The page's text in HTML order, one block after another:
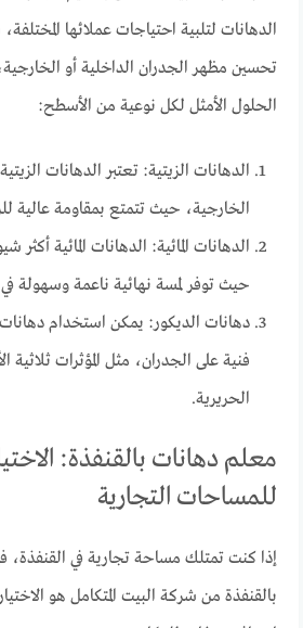
الدهانات لتلبية احتياجات عملائها
تحسين مظهر الجدران الداخلية أو
الحلول الأمثل لكل نوعية من الأسطح:
الدهانات الزيتية: تعتبر الدهانات
الخارجية، حيث تتمتع بمقاومة عالية
الدهانات المائية: الدهانات المائية أكثر
حيث توفر لمسة نهائية ناعمة وسهولة
دهانات الديكور: يمكن استخدام دهانات
فنية على الجدران، مثل المؤثرات ثلاثية
الحريرية.
معلم دهانات بالقنفذة:
للمساحات التجارية
إذا كنت تمتلك مساحة تجارية في القنفذة،
بالقنفذة من شركة البيت المتكامل هو